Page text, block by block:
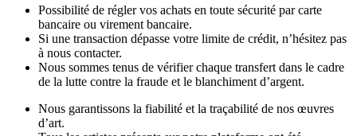
Possibilité de régler vos achats en toute sécurité par carte
bancaire ou virement bancaire.
Si une transaction dépasse votre limite de crédit, n’hésitez pas
à nous contacter.
Nous sommes tenus de vérifier chaque transfert dans le cadre
de la lutte contre la fraude et le blanchiment d’argent.
Nous garantissons la fiabilité et la traçabilité de nos œuvres
d’art.